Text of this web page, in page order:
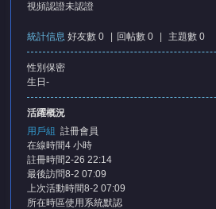
視頻認證未認證
統計信息 好友數 0 回帖數 0 主題數 0
性別 保密
生日 -
活躍概況
用戶組 註冊會員
在線時間4 小時
註冊時間2-26 22:14
最後訪問8-2 07:09
上次活動時間8-2 07:09
所在時區使用系統默認